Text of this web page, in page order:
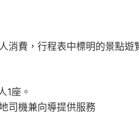
消費，行程表中標明的景點
1座。
司機兼向導提供服務